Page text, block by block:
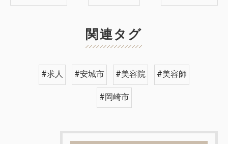
関連タグ
#求人 #安城市 #美容院
#美容師
#岡崎市